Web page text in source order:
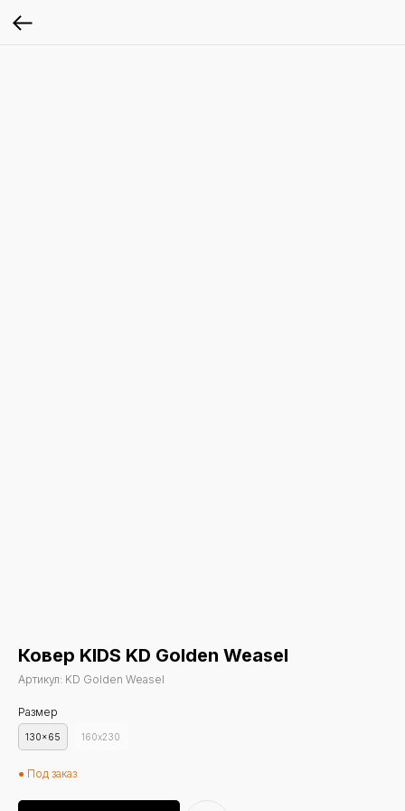
Ковер KIDS KD Golden Weasel
Артикул: KD Golden Weasel
Размер
130x65 160х230
● Под заказ